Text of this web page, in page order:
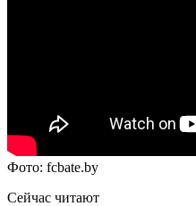
Фото: fcbate.by
Сейчас читают